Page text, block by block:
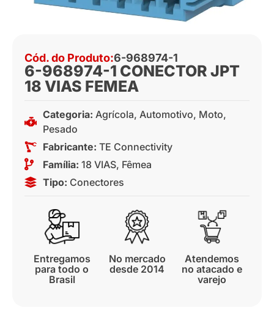
Cód. do Produto:6-968974-1
6-968974-1 CONECTOR JPT
18 VIAS FEMEA
Categoria: Agrícola, Automotivo, Moto,
Pesado
Fabricante: TE Connectivity
Família: 18 VIAS, Fêmea
Tipo: Conectores
Entregamos
para todo o
Brasil
No mercado
desde 2014
Atendemos
no atacado e
varejo